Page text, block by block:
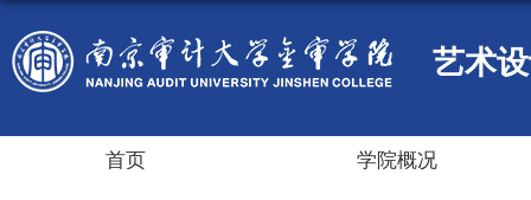
艺术
首页 学院概况